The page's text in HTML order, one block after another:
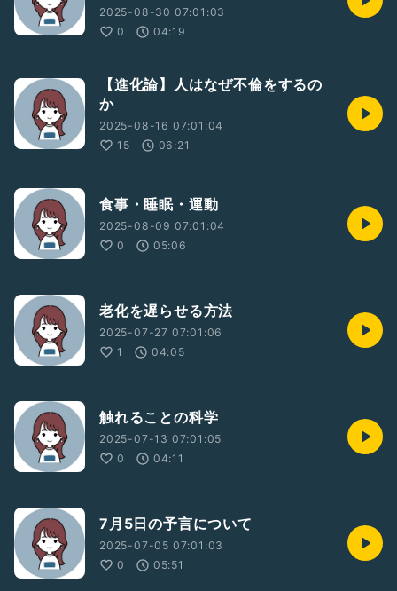
2025-08-30 07:01:03
0
04:19
【進化論】人はなぜ不倫をするの
か
2025-08-16 07:01:04
15
06:21
食事・睡眠・運動
2025-08-09 07:01:04
0
05:06
老化を遅らせる方法
2025-07-27 07:01:06
1
04:05
触れることの科学
2025-07-13 07:01:05
0
04:11
7月5日の予言について
2025-07-05 07:01:03
0
05:51